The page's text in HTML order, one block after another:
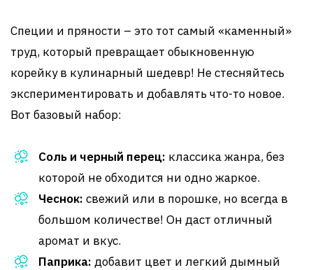
Специи и пряности – это тот самый «каменный»
труд, который превращает обыкновенную
корейку в кулинарный шедевр! Не стесняйтесь
экспериментировать и добавлять что-то новое.
Вот базовый набор:
Соль и черный перец: классика жанра, без
которой не обходится ни одно жаркое.
Чеснок: свежий или в порошке, но всегда в
большом количестве! Он даст отличный
аромат и вкус.
Паприка: добавит цвет и легкий дымный